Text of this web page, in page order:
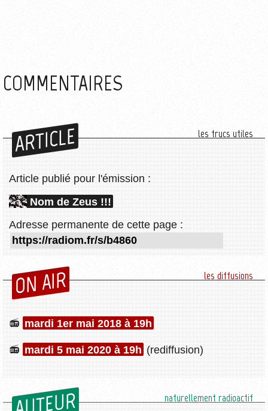
COMMENTAIRES
ARTICLE les trucs utiles
Article publié pour l'émission :
Nom de Zeus !!!
Adresse permanente de cette page :
ON AIR les diffusions
mardi 1er mai 2018 à 19h
mardi 5 mai 2020 à 19h (rediffusion)
naturellement radioactif